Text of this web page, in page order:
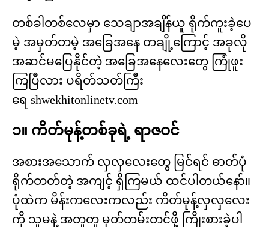
တစ်ခါတစ်လေမှာ သေချာအချိန်ယူ ရိုက်ကူးခဲ့ပေ
မဲ့ အမှတ်တမဲ့ အခြေအနေ တချို့ကြောင့် အခုလို
အဆင်မပြေနိုင်တဲ့ အခြေအနေလေးတွေ ကြုံဖူး
ကြပြီလား ပရိတ်သတ်ကြီး
ရေ shwekhitonlinetv.com
၁။ ကိတ်မုန့်တစ်ခုရဲ့ ရာဇဝင်
အစားအသောက် လှလှလေးတွေ မြင်ရင် ဓာတ်ပုံ
ရိုက်တတ်တဲ့ အကျင့် ရှိကြမယ် ထင်ပါတယ်နော်။
ပုံထဲက မိန်းကလေးကလည်း ကိတ်မုန့်လှလှလေး
ကို သူမနဲ့ အတူတူ မှတ်တမ်းတင်ဖို့ ကြိုးစားခဲ့ပါ